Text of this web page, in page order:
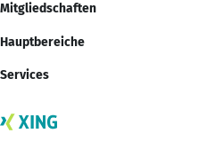
Mitgliedschaften
Hauptbereiche
Services